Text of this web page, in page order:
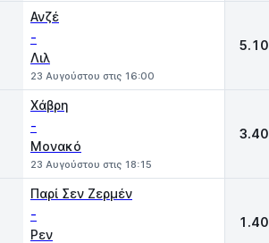
Ανζέ
-
Λιλ
23 Αυγούστου στις 16:00
5.10
Χάβρη
-
Μονακό
23 Αυγούστου στις 18:15
3.40
Παρί Σεν Ζερμέν
-
Ρεν
1.40